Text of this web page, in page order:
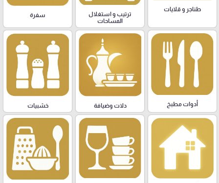
طناجر و قلايات
ترتيب و استغلال
المساحات
سفرة
أدوات مطبخ دلات وضيافة خشبيات